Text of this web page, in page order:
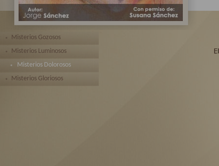
Misterios Gozosos
Misterios Luminosos
Misterios Dolorosos
Misterios Gloriosos